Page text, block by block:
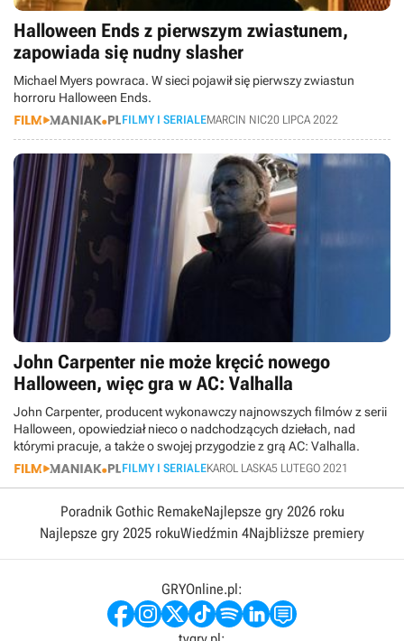
Halloween Ends z pierwszym zwiastunem,
zapowiada się nudny slasher
Michael Myers powraca. W sieci pojawił się pierwszy zwiastun
horroru Halloween Ends.
FILMY I SERIALEMARCIN NIC20 LIPCA 2022
John Carpenter nie może kręcić nowego
Halloween, więc gra w AC: Valhalla
John Carpenter, producent wykonawczy najnowszych filmów z serii
Halloween, opowiedział nieco o nadchodzących dziełach, nad
którymi pracuje, a także o swojej przygodzie z grą AC: Valhalla.
FILMY I SERIALEKAROL LASKA5 LUTEGO 2021
Poradnik Gothic RemakeNajlepsze gry 2026 roku
Najlepsze gry 2025 rokuWiedźmin 4Najbliższe premiery
GRYOnline.pl: